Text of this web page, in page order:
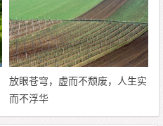
放眼苍穹，虚而不颓废，人生实
而不浮华